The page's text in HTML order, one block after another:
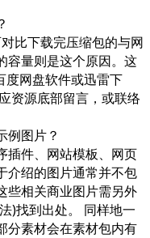
比下载完压缩包的与网
容量则是这个原因。这
度网盘软件或迅雷下
资源底部留言，或联络
例图片？
插件、网站模板、网页
介绍的图片通常并不包
些相关商业图片需另外
)找到出处。 同样地一
分素材会在素材包内有